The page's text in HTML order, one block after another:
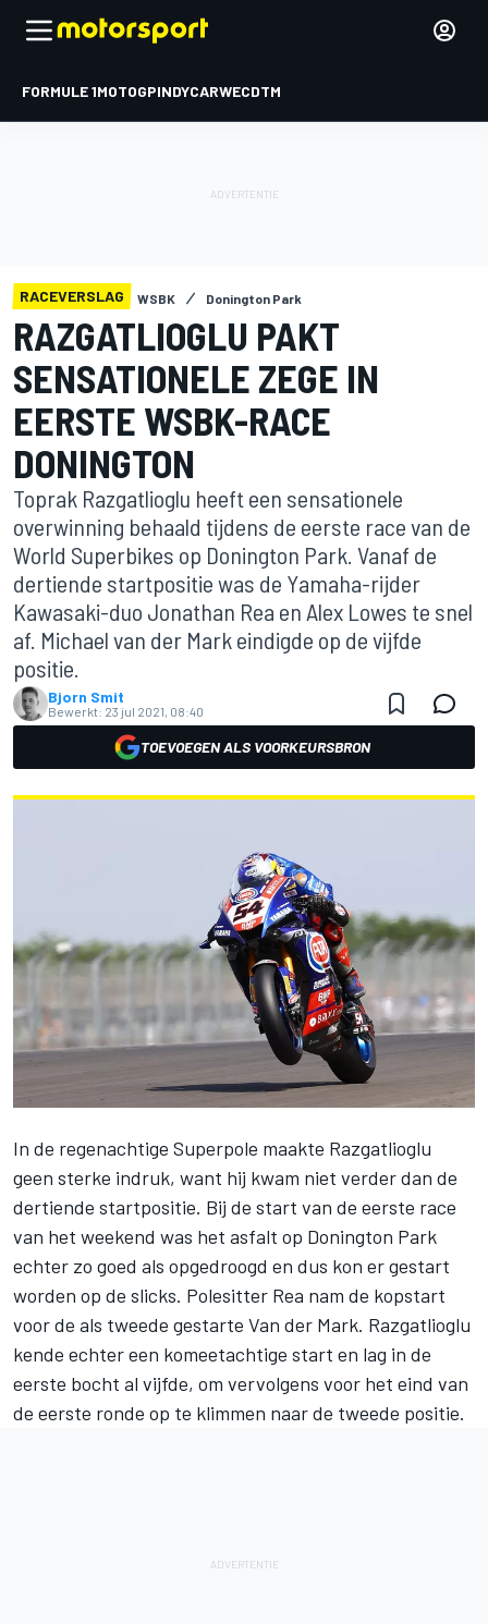
FORMULE 1MOTOGPINDYCARWECDTM
RACEVERSLAG WSBK Donington Park
RAZGATLIOGLU PAKT
SENSATIONELE ZEGE IN
EERSTE WSBK-RACE
DONINGTON
Toprak Razgatlioglu heeft een sensationele
overwinning behaald tijdens de eerste race van de
World Superbikes op Donington Park. Vanaf de
dertiende startpositie was de Yamaha-rijder
Kawasaki-duo Jonathan Rea en Alex Lowes te snel
af. Michael van der Mark eindigde op de vijfde
positie.
Bjorn Smit
Bewerkt: 23 jul 2021, 08:40
TOEVOEGEN ALS VOORKEURSBRON
In de regenachtige Superpole maakte Razgatlioglu
geen sterke indruk, want hij kwam niet verder dan de
dertiende startpositie. Bij de start van de eerste race
van het weekend was het asfalt op Donington Park
echter zo goed als opgedroogd en dus kon er gestart
worden op de slicks. Polesitter Rea nam de kopstart
voor de als tweede gestarte Van der Mark. Razgatlioglu
kende echter een komeetachtige start en lag in de
eerste bocht al vijfde, om vervolgens voor het eind van
de eerste ronde op te klimmen naar de tweede positie.